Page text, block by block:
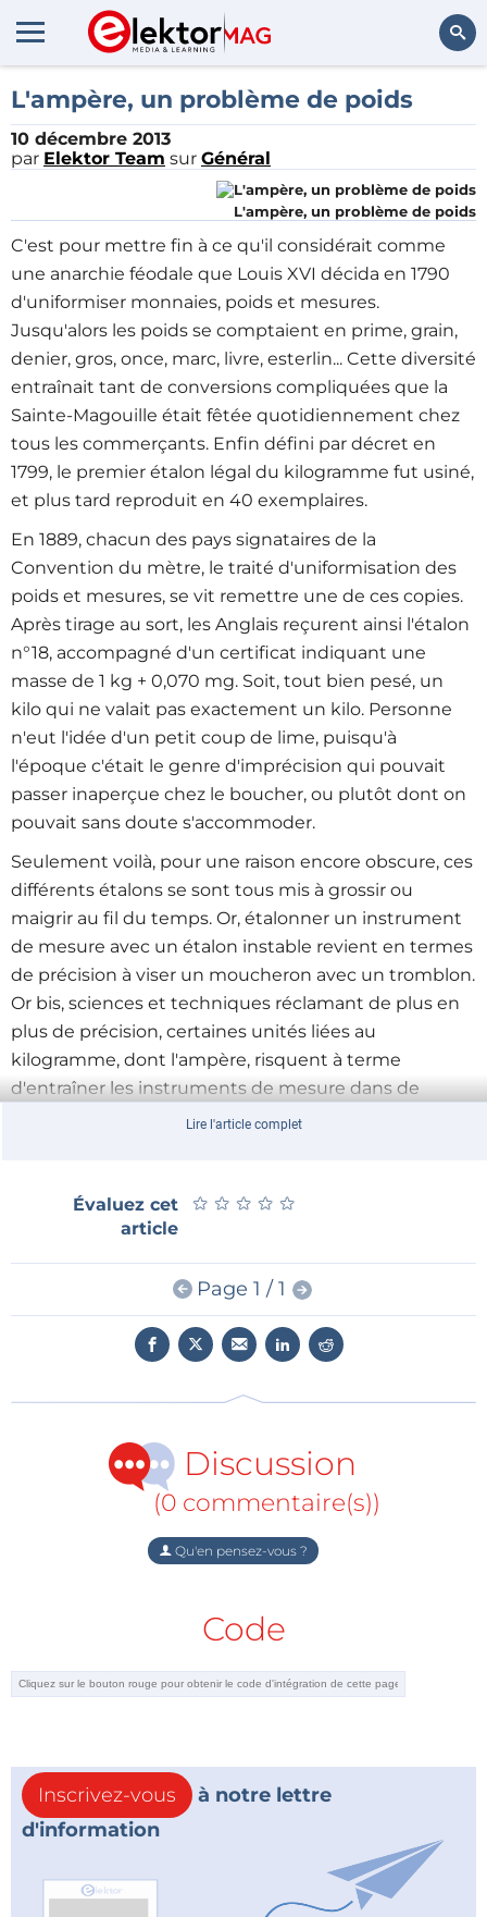
Rechercher
L'ampère, un problème de poids
10 décembre 2013
par Elektor Team sur Général
L'ampère, un problème de poids
C'est pour mettre fin à ce qu'il considérait comme
une anarchie féodale que Louis XVI décida en 1790
d'uniformiser monnaies, poids et mesures.
Jusqu'alors les poids se comptaient en prime, grain,
denier, gros, once, marc, livre, esterlin... Cette diversité
entraînait tant de conversions compliquées que la
Sainte-Magouille était fêtée quotidiennement chez
tous les commerçants. Enfin défini par décret en
1799, le premier étalon légal du kilogramme fut usiné,
et plus tard reproduit en 40 exemplaires.
En 1889, chacun des pays signataires de la
Convention du mètre, le traité d'uniformisation des
poids et mesures, se vit remettre une de ces copies.
Après tirage au sort, les Anglais reçurent ainsi l'étalon
n°18, accompagné d'un certificat indiquant une
masse de 1 kg + 0,070 mg. Soit, tout bien pesé, un
kilo qui ne valait pas exactement un kilo. Personne
n'eut l'idée d'un petit coup de lime, puisqu'à
l'époque c'était le genre d'imprécision qui pouvait
passer inaperçue chez le boucher, ou plutôt dont on
pouvait sans doute s'accommoder.
Seulement voilà, pour une raison encore obscure, ces
différents étalons se sont tous mis à grossir ou
maigrir au fil du temps. Or, étalonner un instrument
de mesure avec un étalon instable revient en termes
de précision à viser un moucheron avec un tromblon.
Or bis, sciences et techniques réclamant de plus en
plus de précision, certaines unités liées au
kilogramme, dont l'ampère, risquent à terme
d'entraîner les instruments de mesure dans de
douteuses et instables contrées métrologiques.
fondamentales. Cette redéfinition passe
actuellement par la tentative d'obtenir une loi d'Ohm
quantique, en exploitant effet Josephson, effet Hall
quantique et blocage de Coulomb. Une situation
pour le moins ironique quand on sait que le monde
quantique est le règne du flou et de l'incertitude...
Lire l'article complet
Évaluez cet
article
★ ★ ★ ★ ★
★ ★ ★ ★ ★
Page 1 / 1
Discussion
(0 commentaire(s))
Qu'en pensez-vous ?
Code
Inscrivez-vous
à notre lettre
d'information